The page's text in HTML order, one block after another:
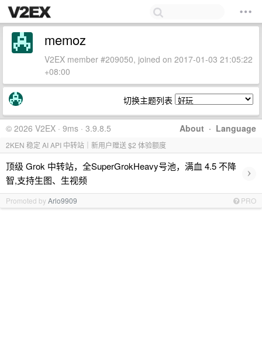
memoz
V2EX member #209050, joined on 2017-01-03 21:05:22
+08:00
切换主题列表
About · Language
© 2026 V2EX · 9ms · 3.9.8.5
2KEN 稳定 AI API 中转站｜新用户赠送 $2 体验额度
顶级 Grok 中转站，全SuperGrokHeavy号池，满血 4.5 不降
智,支持生图、生视频
›
Promoted byArlo9909 PRO